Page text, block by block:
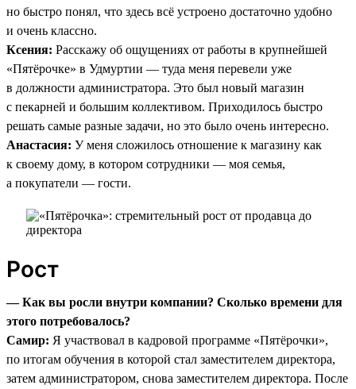
но быстро понял, что здесь всё устроено достаточно удобно
и очень классно.
Ксения: Расскажу об ощущениях от работы в крупнейшей
«Пятёрочке» в Удмуртии — туда меня перевели уже
в должности администратора. Это был новый магазин
с пекарней и большим коллективом. Приходилось быстро
решать самые разные задачи, но это было очень интересно.
Анастасия: У меня сложилось отношение к магазину как
к своему дому, в котором сотрудники — моя семья,
а покупатели — гости.
Рост
— Как вы росли внутри компании? Сколько времени для
этого потребовалось?
Самир: Я участвовал в кадровой программе «Пятёрочки»,
по итогам обучения в которой стал заместителем директора,
затем администратором, снова заместителем директора. После